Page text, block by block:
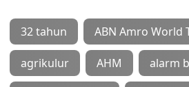
32 tahun ABN Amro World
agrikulur AHM alarm